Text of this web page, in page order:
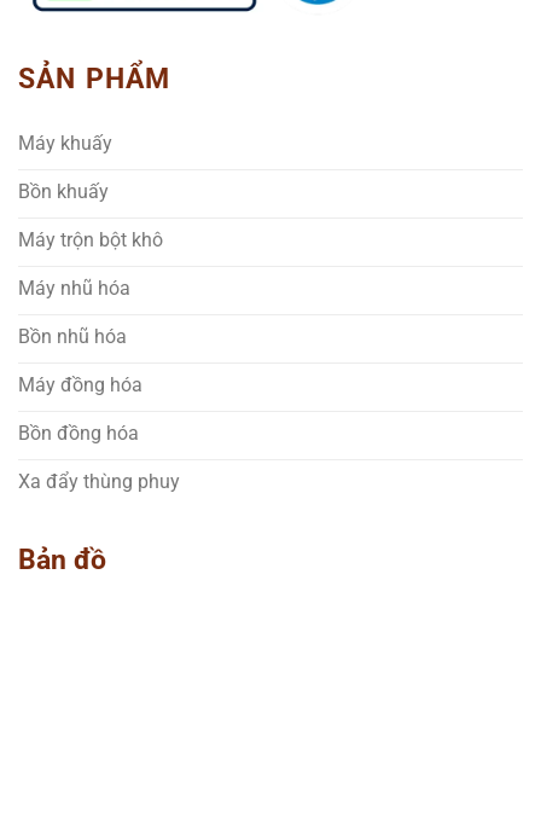
SẢN PHẨM
Máy khuấy
Bồn khuấy
Máy trộn bột khô
Máy nhũ hóa
Bồn nhũ hóa
Máy đồng hóa
Bồn đồng hóa
Xa đẩy thùng phuy
Bản đồ